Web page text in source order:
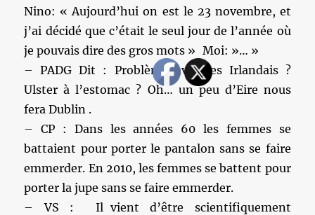
Nino: « Aujourd’hui on est le 23 novembre, et
j’ai décidé que c’était le seul jour de l’année où
je pouvais dire des gros mots » Moi: »… »
– PADG Dit : Problème avec les Irlandais ?
Ulster à l’estomac ? Oh… un peu d’Eire nous
fera Dublin .
– CP : Dans les années 60 les femmes se
battaient pour porter le pantalon sans se faire
emmerder. En 2010, les femmes se battent pour
porter la jupe sans se faire emmerder.
– VS : Il vient d’être scientifiquement